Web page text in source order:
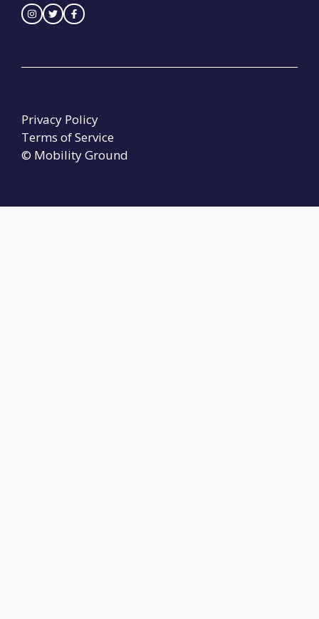
© Mobility Ground
Privacy Policy
Terms of Service